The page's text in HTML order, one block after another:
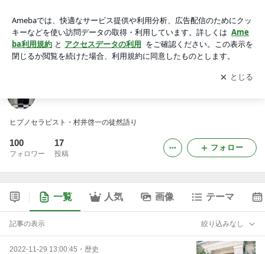
アプリをダウンロードして ブログの更新通知
を受け取りまし
ょう。
開く
ヒプノセラピスト・村井啓一の徒然語り
100
フォロワー
17
投稿
フォロー
一覧 人気 画像 テーマ
記事の表示 絞り込みなし
2022-11-29 13:00:45 ・ 歴史